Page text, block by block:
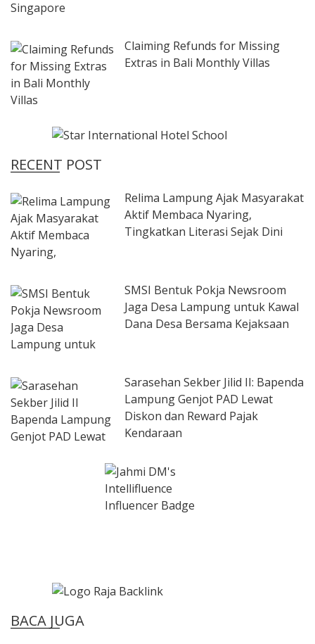
Claiming Refunds for Missing
Extras in Bali Monthly Villas
RECENT POST
Relima Lampung Ajak Masyarakat
Aktif Membaca Nyaring,
Tingkatkan Literasi Sejak Dini
SMSI Bentuk Pokja Newsroom
Jaga Desa Lampung untuk Kawal
Dana Desa Bersama Kejaksaan
Sarasehan Sekber Jilid II: Bapenda
Lampung Genjot PAD Lewat
Diskon dan Reward Pajak
Kendaraan
BACA JUGA